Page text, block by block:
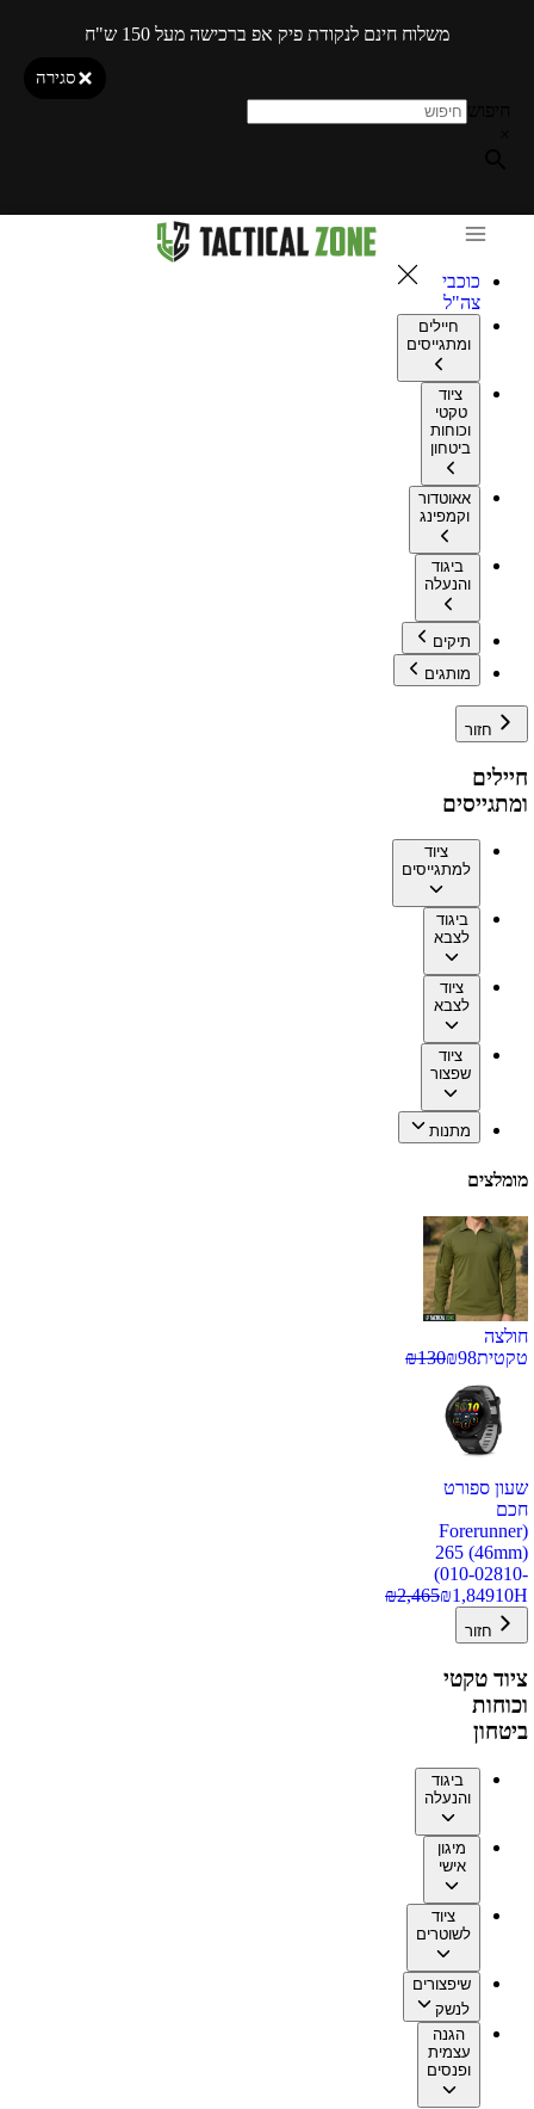
משלוח חינם לנקודת פיק אפ ברכישה מעל 150 ש"ח
סגירה
כוכבי
צה"ל
חיילים
ומתגייסים
ציוד
טקטי
וכוחות
ביטחון
אאוטדור
וקמפינג
ביגוד
והנעלה
תיקים
מותגים
חזור
חיילים
ומתגייסים
ציוד
למתגייסים
ביגוד
לצבא
ציוד
לצבא
ציוד
שפצור
מתנות
מומלצים
חולצה
טקטית
₪98
₪130
שעון ספורט
חכם
(Forerunner
265 (46mm)
(010-02810-
10H
₪1,849
₪2,465
חזור
ציוד טקטי
וכוחות
ביטחון
ביגוד
והנעלה
מיגון
אישי
ציוד
לשוטרים
שיפצורים
לנשק
הגנה
עצמית
ופנסים